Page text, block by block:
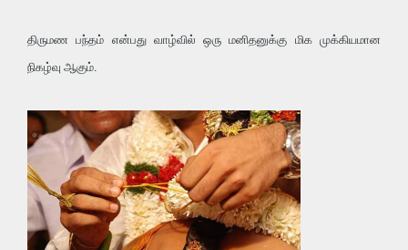
திருமண பந்தம் என்பது வாழ்வில் ஒரு மனிதனுக்கு மிக முக்கியமான
நிகழ்வு ஆகும்.